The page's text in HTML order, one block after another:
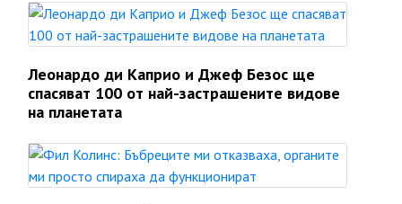
Леонардо ди Каприо и Джеф Безос ще
спасяват 100 от най-застрашените видове
на планетата